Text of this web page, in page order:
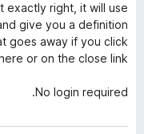
exactly right, it will use
give you a definition
goes away if you click
or on the close link.
No login required.